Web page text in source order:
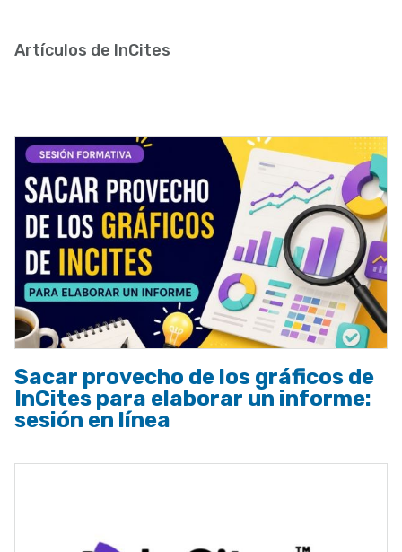
ayuda
navegación
Artículos de InCites
Sacar provecho de los gráficos de
InCites para elaborar un informe:
sesión en línea